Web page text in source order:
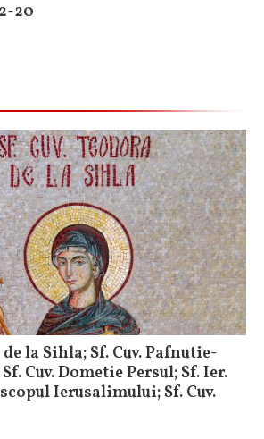
20
de la Sihla; Sf. Cuv. Pafnutie-
Cuv. Dometie Persul; Sf. Ier.
Ierusalimului; Sf. Cuv.